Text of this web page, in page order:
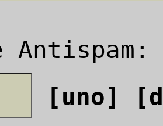
Antispam:
[uno]